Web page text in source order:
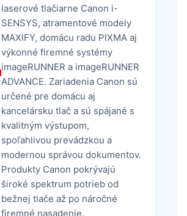
laserové tlačiarne Canon i-
SENSYS, atramentové modely
MAXIFY, domácu radu PIXMA aj
výkonné firemné systémy
imageRUNNER a imageRUNNER
ADVANCE. Zariadenia Canon sú
určené pre domácu aj
kancelársku tlač a sú spájané s
kvalitným výstupom,
spoľahlivou prevádzkou a
modernou správou dokumentov.
Produkty Canon pokrývajú
široké spektrum potrieb od
bežnej tlače až po náročné
firemné nasadenie.